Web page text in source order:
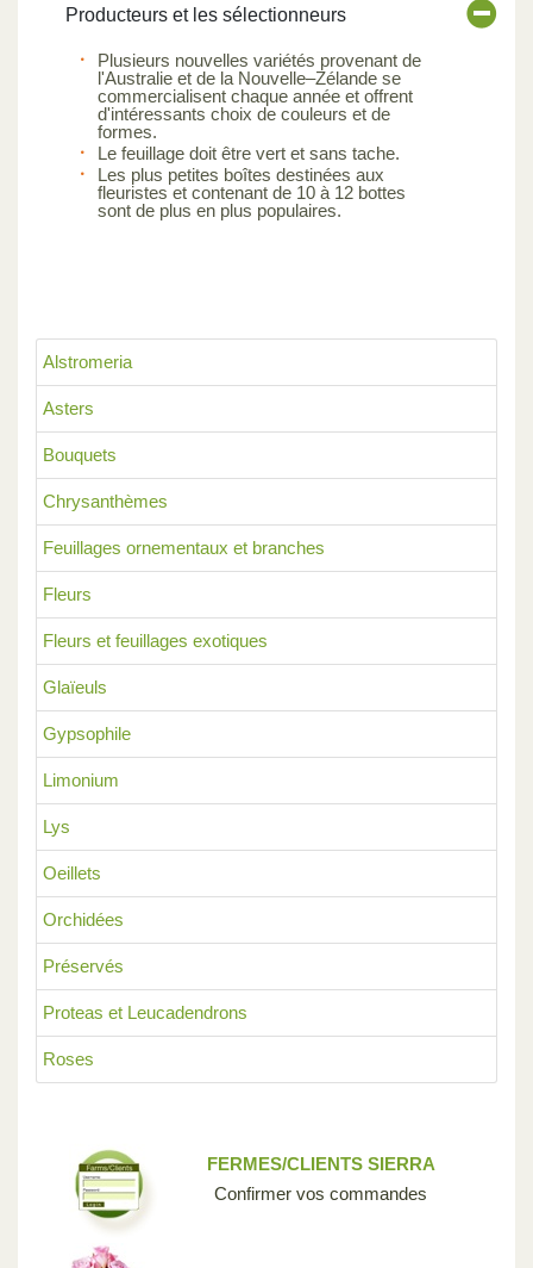
Alstromeria
Asters
Bouquets
Chrysanthèmes
Feuillages ornementaux et branches
Fleurs
Fleurs et feuillages exotiques
Glaïeuls
Gypsophile
Limonium
Lys
Oeillets
Orchidées
Préservés
Proteas et Leucadendrons
Roses
Producteurs et les sélectionneurs
Plusieurs nouvelles variétés provenant de
l'Australie et de la Nouvelle–Zélande se
commercialisent chaque année et offrent
d'intéressants choix de couleurs et de
formes.
Le feuillage doit être vert et sans tache.
Les plus petites boîtes destinées aux
fleuristes et contenant de 10 à 12 bottes
sont de plus en plus populaires.
FERMES/CLIENTS SIERRA
Confirmer vos commandes